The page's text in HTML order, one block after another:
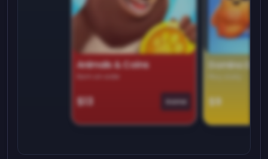
Animals & Coins
Earn on side
$13 Game
Domino
$9